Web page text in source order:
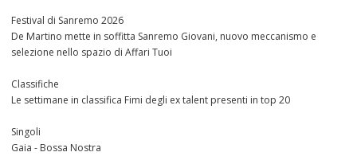
Festival di Sanremo 2026
De Martino mette in soffitta Sanremo Giovani, nuovo meccanismo e
selezione nello spazio di Affari Tuoi
Classifiche
Le settimane in classifica Fimi degli ex talent presenti in top 20
Singoli
Gaia - Bossa Nostra